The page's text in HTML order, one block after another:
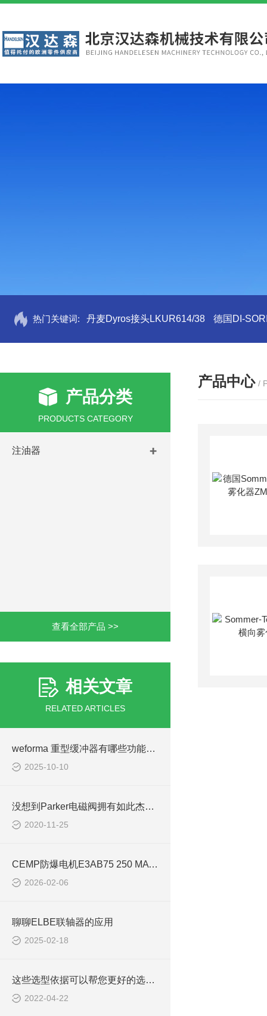
热门关键词: 丹麦Dyros接头LKUR614/38 德国DI-
产品分类
PRODUCTS CATEGORY
注油器
查看全部产品 >>
相关文章
RELATED ARTICLES
weforma 重型缓冲器有哪些功能特点
2025-10-10
没想到Parker电磁阀拥有如此杰出的特点
2020-11-25
CEMP防爆电机E3AB75 250 MA 4适用于冶金行业
2026-02-06
聊聊ELBE联轴器的应用
2025-02-18
这些选型依据可以帮您更好的选择Parker电磁阀
2022-04-22
产品中心 /